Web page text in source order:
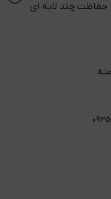
حفاظت چند لایه ای